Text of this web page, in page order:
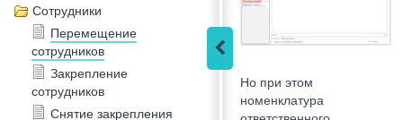
Сотрудники
Перемещение
сотрудников
Закрепление
сотрудников
Снятие закрепления
Но при этом
номенклатура